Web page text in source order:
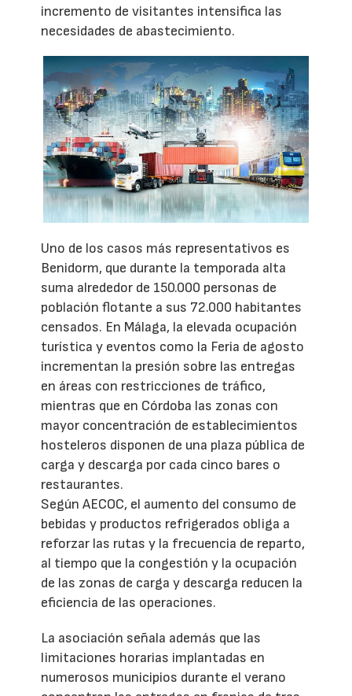
incremento de visitantes intensifica las
necesidades de abastecimiento.
Uno de los casos más representativos es
Benidorm, que durante la temporada alta
suma alrededor de 150.000 personas de
población flotante a sus 72.000 habitantes
censados. En Málaga, la elevada ocupación
turística y eventos como la Feria de agosto
incrementan la presión sobre las entregas
en áreas con restricciones de tráfico,
mientras que en Córdoba las zonas con
mayor concentración de establecimientos
hosteleros disponen de una plaza pública de
carga y descarga por cada cinco bares o
restaurantes.
Según AECOC, el aumento del consumo de
bebidas y productos refrigerados obliga a
reforzar las rutas y la frecuencia de reparto,
al tiempo que la congestión y la ocupación
de las zonas de carga y descarga reducen la
eficiencia de las operaciones.
La asociación señala además que las
limitaciones horarias implantadas en
numerosos municipios durante el verano